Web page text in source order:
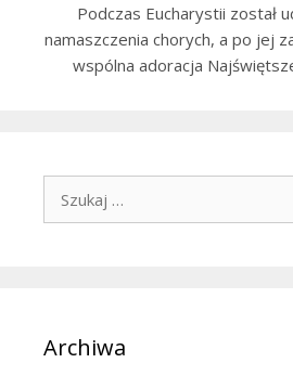
Podczas Eucharystii został
namaszczenia chorych, a po jej
wspólna adoracja
Szukaj:
Archiwa